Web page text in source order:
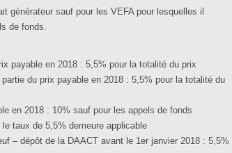
générateur sauf pour les VEFA pour lesquelles il
de fonds.
payable en 2018 : 5,5% pour la totalité du prix
du prix payable en 2018 : 5,5% pour la totalité du
en 2018 : 10% sauf pour les appels de fonds
taux de 5,5% demeure applicable
– dépôt de la DAACT avant le 1er janvier 2018 : 5,5%